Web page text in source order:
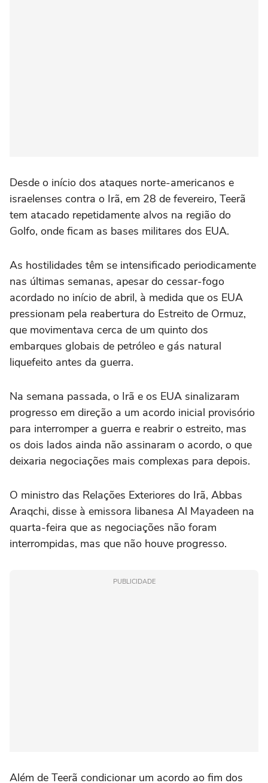
Desde o início dos ataques norte-americanos ⁠e
israelenses contra o Irã, em 28 de fevereiro, Teerã
tem atacado repetidamente alvos na região do
‌Golfo, onde ficam as bases militares dos EUA.
As ‌hostilidades têm se intensificado periodicamente
nas últimas semanas, apesar do cessar-fogo
acordado no início de abril, à medida que os EUA
pressionam pela reabertura do Estreito de Ormuz,
que movimentava cerca de um quinto dos
embarques globais de petróleo e gás natural
liquefeito antes da guerra.
Na semana passada, o Irã e os EUA sinalizaram
progresso em direção a um acordo inicial provisório
para interromper a guerra e reabrir o estreito, mas
os dois lados ainda ⁠não assinaram o acordo, o que
deixaria negociações mais complexas para depois.
O ministro das Relações Exteriores do Irã, Abbas
Araqchi, disse à emissora libanesa Al Mayadeen na
quarta-feira que as negociações não foram
interrompidas, mas que não houve progresso.
PUBLICIDADE
Além de Teerã condicionar um acordo ao fim dos